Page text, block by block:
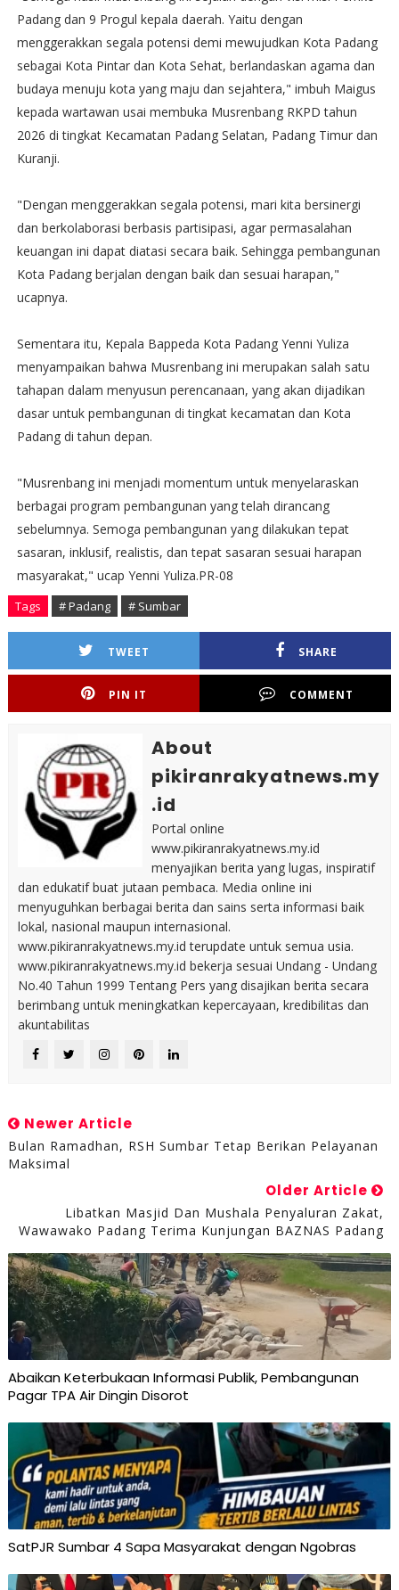
Padang dan 9 Progul kepala daerah. Yaitu dengan
menggerakkan segala potensi demi mewujudkan Kota Padang
sebagai Kota Pintar dan Kota Sehat, berlandaskan agama dan
budaya menuju kota yang maju dan sejahtera," imbuh Maigus
kepada wartawan usai membuka Musrenbang RKPD tahun
2026 di tingkat Kecamatan Padang Selatan, Padang Timur dan
Kuranji.
"Dengan menggerakkan segala potensi, mari kita bersinergi
dan berkolaborasi berbasis partisipasi, agar permasalahan
keuangan ini dapat diatasi secara baik. Sehingga pembangunan
Kota Padang berjalan dengan baik dan sesuai harapan,"
ucapnya.
Sementara itu, Kepala Bappeda Kota Padang Yenni Yuliza
menyampaikan bahwa Musrenbang ini merupakan salah satu
tahapan dalam menyusun perencanaan, yang akan dijadikan
dasar untuk pembangunan di tingkat kecamatan dan Kota
Padang di tahun depan.
"Musrenbang ini menjadi momentum untuk menyelaraskan
berbagai program pembangunan yang telah dirancang
sebelumnya. Semoga pembangunan yang dilakukan tepat
sasaran, inklusif, realistis, dan tepat sasaran sesuai harapan
masyarakat," ucap Yenni Yuliza.PR-08
Tags # Padang # Sumbar
TWEET SHARE
PIN IT COMMENT
About
pikiranrakyatnews.my
.id
Portal online
www.pikiranrakyatnews.my.id
menyajikan berita yang lugas, inspiratif
dan edukatif buat jutaan pembaca. Media online ini
menyuguhkan berbagai berita dan sains serta informasi baik
lokal, nasional maupun internasional.
www.pikiranrakyatnews.my.id terupdate untuk semua usia.
www.pikiranrakyatnews.my.id bekerja sesuai Undang - Undang
No.40 Tahun 1999 Tentang Pers yang disajikan berita secara
berimbang untuk meningkatkan kepercayaan, kredibilitas dan
akuntabilitas
Newer Article
Bulan Ramadhan, RSH Sumbar Tetap Berikan Pelayanan
Maksimal
Older Article
Libatkan Masjid Dan Mushala Penyaluran Zakat,
Wawawako Padang Terima Kunjungan BAZNAS Padang
Abaikan Keterbukaan Informasi Publik, Pembangunan
Pagar TPA Air Dingin Disorot
SatPJR Sumbar 4 Sapa Masyarakat dengan Ngobras